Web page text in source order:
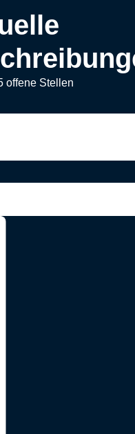
offene Stellen